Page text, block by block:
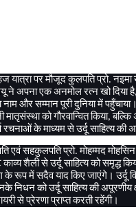
यात्रापरमौजूदकुलपतिप्रो. नइमा
नेअपनाएकअनमोलरत्नखोदियाहै,
नामऔरसम्मानपूरीदुनियामेंपहुँचाया।
मातृसंस्थाकोगौरवान्वितकिया, बल्कि
रचनाओंकेमाध्यमसेउर्दूसाहित्यकी
एवंसहकुलपतिप्रो. मोहम्मदमोहसिन
काव्यशैलीसेउर्दूसाहित्यकोसमृद्ध
केरूपमेंसदैवयादकिएजाएंगे। उर्दू
निधनकोउर्दूसाहित्यकीअपूरणीय
सेप्रेरणाप्राप्तकरतीरहेंगी।